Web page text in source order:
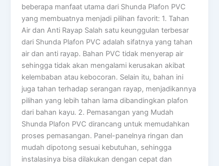
beberapa manfaat utama dari Shunda Plafon PVC
yang membuatnya menjadi pilihan favorit: 1. Tahan
Air dan Anti Rayap Salah satu keunggulan terbesar
dari Shunda Plafon PVC adalah sifatnya yang tahan
air dan anti rayap. Bahan PVC tidak menyerap air
sehingga tidak akan mengalami kerusakan akibat
kelembaban atau kebocoran. Selain itu, bahan ini
juga tahan terhadap serangan rayap, menjadikannya
pilihan yang lebih tahan lama dibandingkan plafon
dari bahan kayu. 2. Pemasangan yang Mudah
Shunda Plafon PVC dirancang untuk memudahkan
proses pemasangan. Panel-panelnya ringan dan
mudah dipotong sesuai kebutuhan, sehingga
instalasinya bisa dilakukan dengan cepat dan